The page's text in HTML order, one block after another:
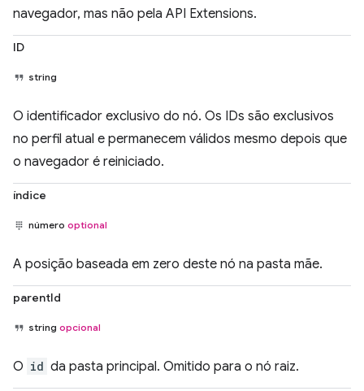
navegador, mas não pela API Extensions.
ID
string
O identificador exclusivo do nó. Os IDs são exclusivos
no perfil atual e permanecem válidos mesmo depois que
o navegador é reiniciado.
índice
número optional
A posição baseada em zero deste nó na pasta mãe.
parentId
string opcional
O id da pasta principal. Omitido para o nó raiz.